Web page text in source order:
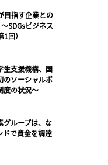
目指す企業との
SDGsビジネス
回）
生支援機構、国
のソーシャルボ
度の状況〜
グループは、な
ドで資金を調達